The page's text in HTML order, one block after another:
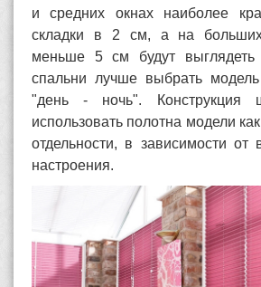
и средних окнах наиболее
складки в 2 см, а на больших
меньше 5 см будут выглядеть
спальни лучше выбрать
"день - ночь". Конструкция
использовать полотна модели
отдельности, в зависимости от
настроения.